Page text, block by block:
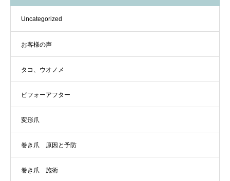
Uncategorized
お客様の声
タコ、ウオノメ
ビフォーアフター
変形爪
巻き爪 原因と予防
巻き爪 施術